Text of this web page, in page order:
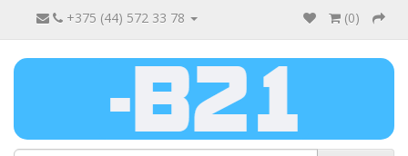
+375 (44) 572 33 78 (0)